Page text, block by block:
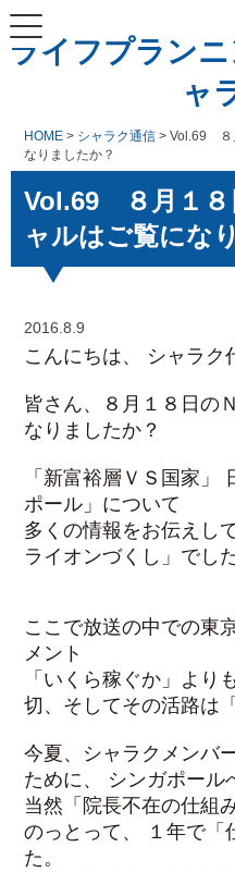
ライフプラン
ャ
HOME > シャラク通信 > Vol.69 ８
なりましたか？
Vol.69 ８月１８
ャルはご覧にな
2016.8.9
こんにちは、 シャラク
皆さん、８月１８日の
なりましたか？
「新富裕層ＶＳ国家」
ポール」について
多くの情報をお伝えし
ライオンづくし」でし
ここで放送の中での東
メント
「いくら稼ぐか」より
切、そしてその活路は
今夏、シャラクメンバ
ために、 シンガポール
当然「院長不在の仕組
のっとって、 １年で「
た。